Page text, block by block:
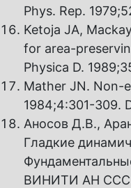
Phys. Rep.
Ketoja JA,
for area-
Physica D.
Mather JN. Non-
1984;4:301-309.
Аносов Д.В.,
Гладкие
ВИНИТИ АН